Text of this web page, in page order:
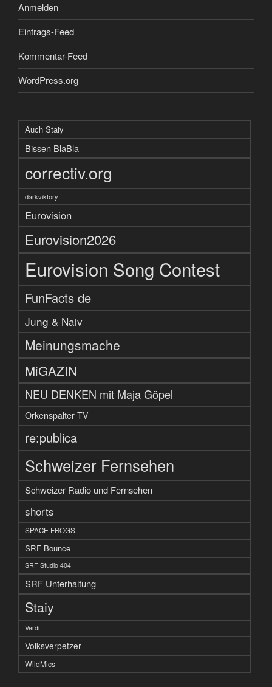
Anmelden
Eintrags-Feed
Kommentar-Feed
WordPress.org
Auch Staiy
Bissen BlaBla
correctiv.org
darkviktory
Eurovision
Eurovision2026
Eurovision Song Contest
FunFacts de
Jung & Naiv
Meinungsmache
MiGAZIN
NEU DENKEN mit Maja Göpel
Orkenspalter TV
re:publica
Schweizer Fernsehen
Schweizer Radio und Fernsehen
shorts
SPACE FROGS
SRF Bounce
SRF Studio 404
SRF Unterhaltung
Staiy
Verdi
Volksverpetzer
WildMics